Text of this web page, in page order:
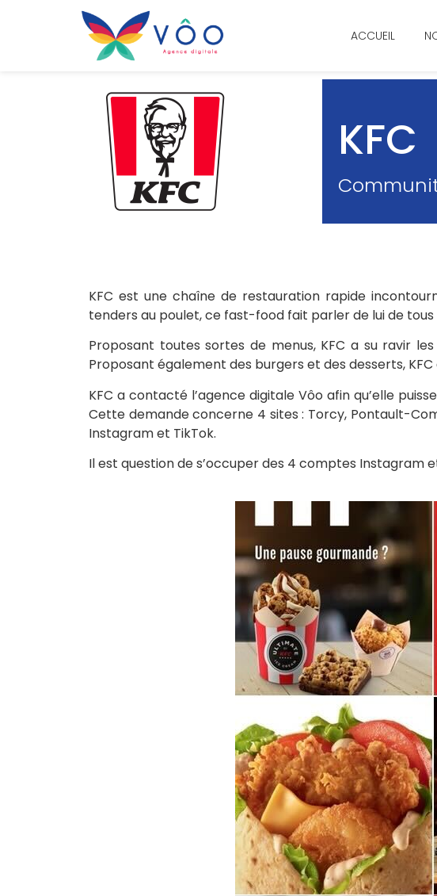
ACCUEIL
KFC
KFC est une chaîne de restauration rapide
tenders au poulet, ce fast-food fait parler de lui de
Proposant toutes sortes de menus, KFC a su ravir
Proposant également des burgers et des desserts,
KFC a contacté l’agence digitale Vôo afin qu’elle
Cette demande concerne 4 sites : Torcy, Pontault-
Instagram et TikTok.
Il est question de s’occuper des 4 comptes Instagram